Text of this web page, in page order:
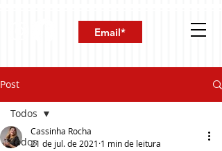
Post
Todos
Todos
Cassinha Rocha
21 de jul. de 2021 1 min de leitura